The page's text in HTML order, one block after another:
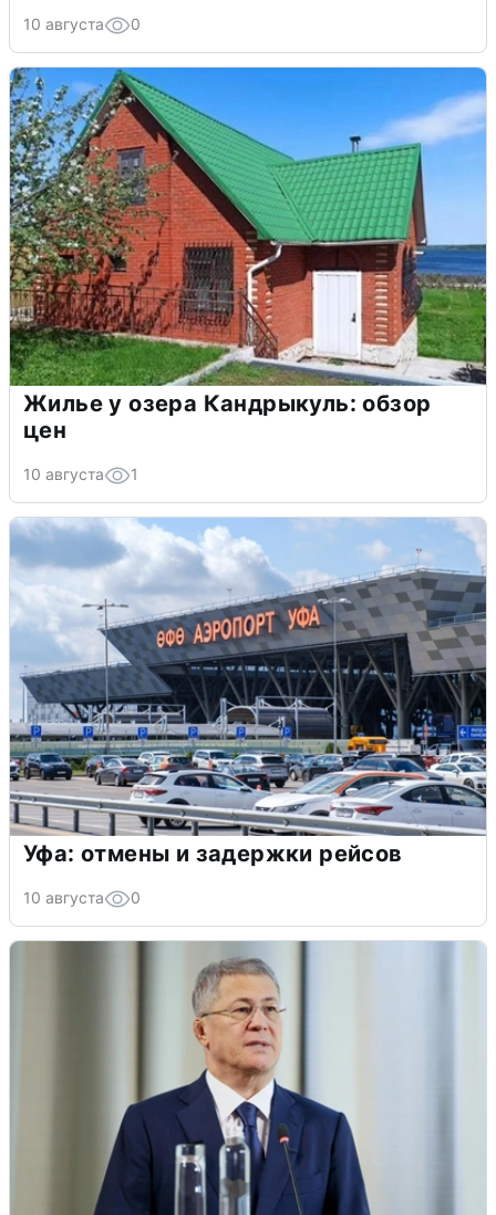
10 августа 0
Жилье у озера Кандрыкуль: обзор
цен
10 августа 1
Уфа: отмены и задержки рейсов
10 августа 0